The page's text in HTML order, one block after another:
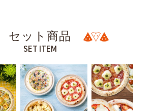
セット商品
SET ITEM